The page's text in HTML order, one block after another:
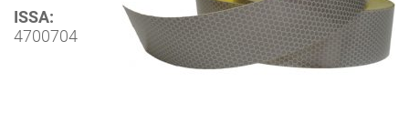
ISSA:
4700704